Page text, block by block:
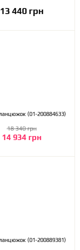
13 440 грн
Золотий ланцюжок (01-200884633)
14 934 грн
18 340 грн
Золотий ланцюжок (01-200889381)